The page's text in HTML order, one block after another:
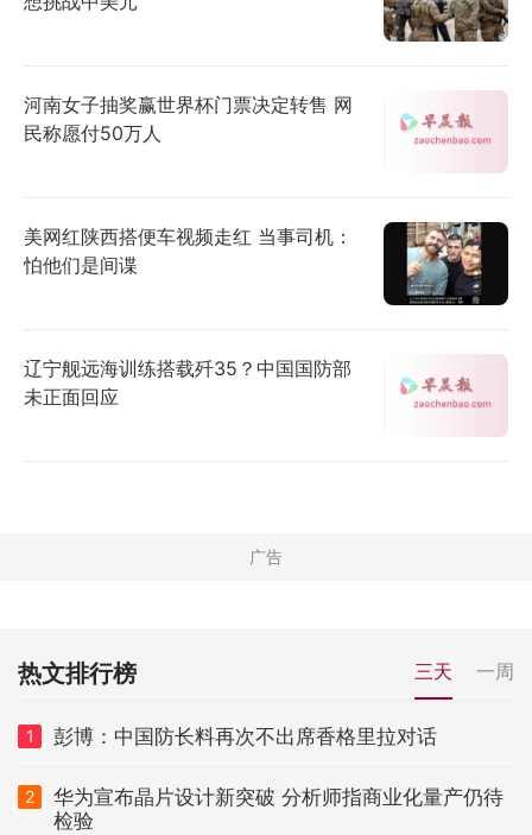
河南女子抽奖赢世界杯门票决定转售 网
民称愿付50万人
美网红陕西搭便车视频走红 当事司机：
怕他们是间谍
辽宁舰远海训练搭载歼35？中国国防部
未正面回应
热文排行榜 三天 一周
1 彭博：中国防长料再次不出席香格里拉对话
2
华为宣布晶片设计新突破 分析师指商业化量产仍待
检验